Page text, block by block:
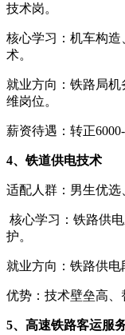
技术岗。
核心学习：机车构
术。
就业方向：铁路局
维岗位。
薪资待遇：转正
4、铁道供电技术
适配人群：男生优选
核心学习：铁路供
护。
就业方向：铁路供
优势：技术壁垒高、
5、高速铁路客运服